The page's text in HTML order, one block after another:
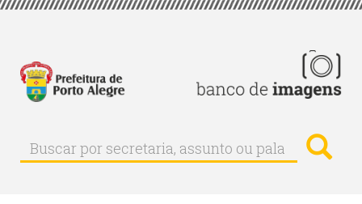
Pular
principal
Buscar
Buscar
por